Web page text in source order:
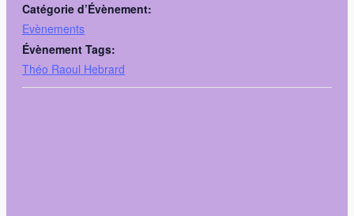
Catégorie d’Évènement:
Evènements
Évènement Tags:
Théo Raoul Hebrard